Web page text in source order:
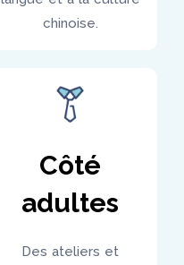
chinoise.
Côté
adultes
Des ateliers et